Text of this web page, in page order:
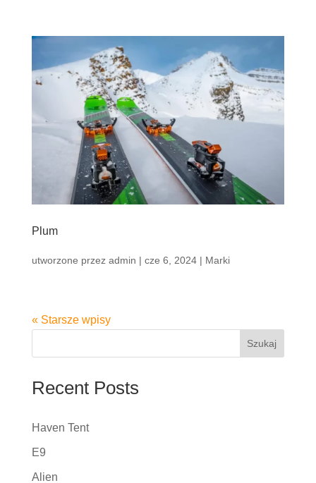
Plum
utworzone przez admin | cze 6, 2024| Marki
« Starsze wpisy
Szukaj
Recent Posts
Haven Tent
E9
Alien